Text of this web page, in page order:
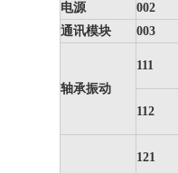
电源
002
通讯模块
003
轴承振动
111
112
121